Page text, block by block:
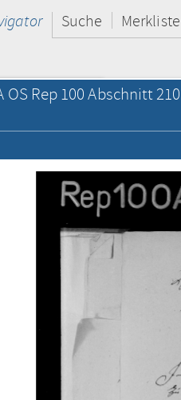
Suche Merkliste
Rep 100 Abschnitt